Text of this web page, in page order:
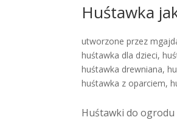
Huśtawka
utworzone przez
huśtawka dla dzieci,
huśtawka drewniana,
huśtawka z oparciem,
Huśtawki do ogrodu